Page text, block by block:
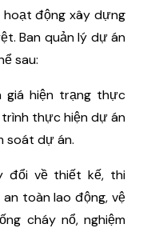
hoạt động xây dựng
Ban quản lý dự án
sau:
giá hiện trạng thực
thực hiện dự án
soát dự án.
đổi về thiết kế, thi
toàn lao động, vệ
cháy nổ, nghiệm